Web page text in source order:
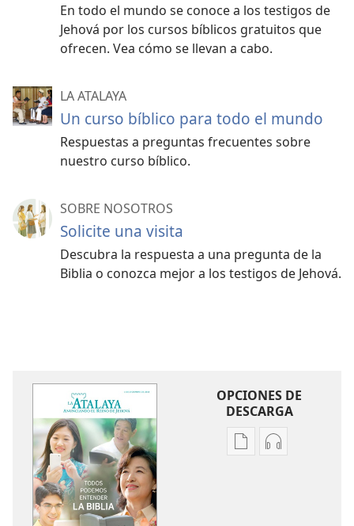
En todo el mundo se conoce a los testigos de
Jehová por los cursos bíblicos gratuitos que
ofrecen. Vea cómo se llevan a cabo.
LA ATALAYA
Un curso bíblico para todo el mundo
Respuestas a preguntas frecuentes sobre
nuestro curso bíblico.
SOBRE NOSOTROS
Solicite una visita
Descubra la respuesta a una pregunta de la
Biblia o conozca mejor a los testigos de Jehová.
OPCIONES DE
DESCARGA
OpcionesOpciones